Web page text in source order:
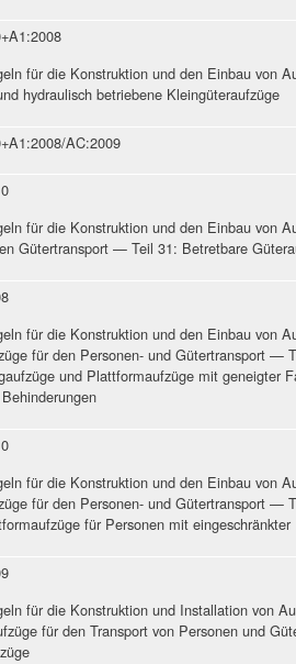
für die Konstruktion und den Einbau von
hydraulisch betriebene Kleingüteraufzüge
AC:2009
für die Konstruktion und den Einbau von
Gütertransport — Teil 31: Betretbare
für die Konstruktion und den Einbau von
für den Personen- und Gütertransport —
und Plattformaufzüge mit geneigter
für die Konstruktion und den Einbau von
für den Personen- und Gütertransport —
für Personen mit eingeschränkter
für die Konstruktion und Installation von
für den Transport von Personen und